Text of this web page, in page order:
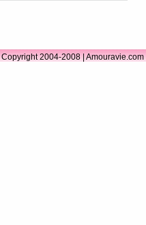
Copyright 2004-2008 |